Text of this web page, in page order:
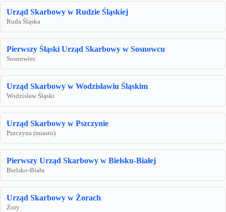
Urząd Skarbowy w Rudzie Śląskiej
Ruda Śląska
Pierwszy Śląski Urząd Skarbowy w Sosnowcu
Sosnowiec
Urząd Skarbowy w Wodzisławiu Śląskim
Wodzisław Śląski
Urząd Skarbowy w Pszczynie
Pszczyna (miasto)
Pierwszy Urząd Skarbowy w Bielsku-Białej
Bielsko-Biała
Urząd Skarbowy w Żorach
Żory